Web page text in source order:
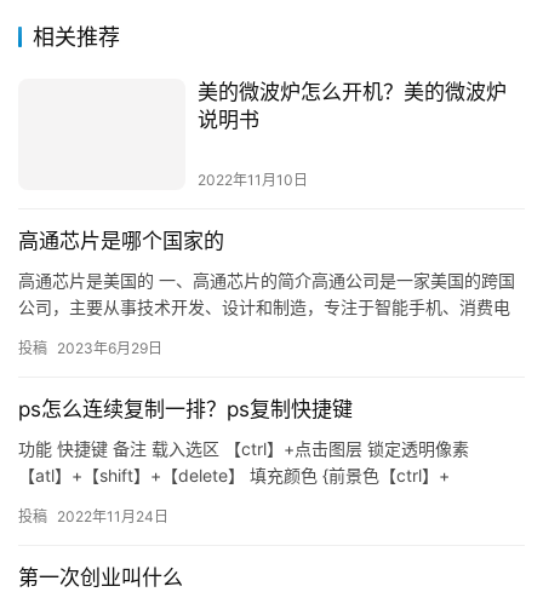
相关推荐
美的微波炉怎么开机？美的微波炉
说明书
2022年11月10日
高通芯片是哪个国家的
高通芯片是美国的 一、高通芯片的简介高通公司是一家美国的跨国
公司，主要从事技术开发、设计和制造，专注于智能手机、消费电
品，…
投稿 2023年6月29日
ps怎么连续复制一排？ps复制快捷键
功能 快捷键 备注 载入选区 【ctrl】+点击图层 锁定透明像素
【atl】+【shift】+【delete】 填充颜色 {前景色【ctrl】+
投稿 2022年11月24日
第一次创业叫什么